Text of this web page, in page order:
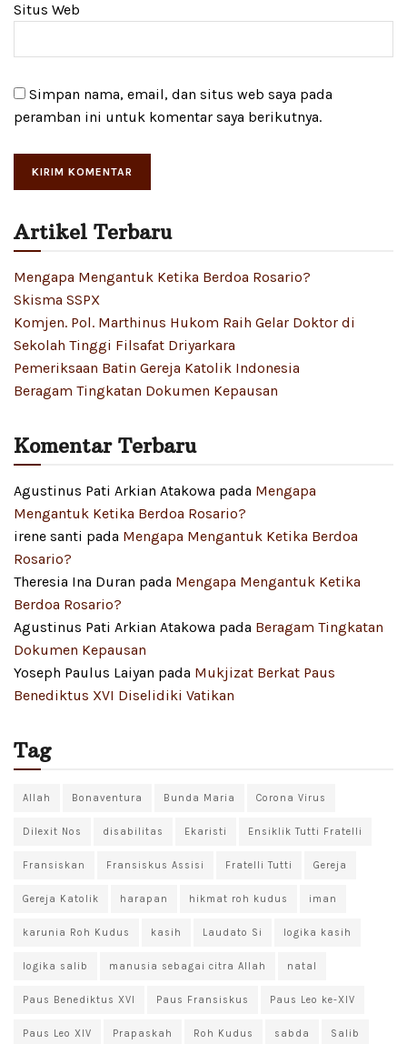
Situs Web
Simpan nama, email, dan situs web saya pada
peramban ini untuk komentar saya berikutnya.
Artikel Terbaru
Mengapa Mengantuk Ketika Berdoa Rosario?
Skisma SSPX
Komjen. Pol. Marthinus Hukom Raih Gelar Doktor di
Sekolah Tinggi Filsafat Driyarkara
Pemeriksaan Batin Gereja Katolik Indonesia
Beragam Tingkatan Dokumen Kepausan
Komentar Terbaru
Agustinus Pati Arkian Atakowa pada Mengapa
Mengantuk Ketika Berdoa Rosario?
irene santi pada Mengapa Mengantuk Ketika Berdoa
Rosario?
Theresia Ina Duran pada Mengapa Mengantuk Ketika
Berdoa Rosario?
Agustinus Pati Arkian Atakowa pada Beragam Tingkatan
Dokumen Kepausan
Yoseph Paulus Laiyan pada Mukjizat Berkat Paus
Benediktus XVI Diselidiki Vatikan
Tag
Allah Bonaventura Bunda Maria Corona Virus
Dilexit Nos disabilitas Ekaristi Ensiklik Tutti Fratelli
Fransiskan Fransiskus Assisi Fratelli Tutti Gereja
Gereja Katolik harapan hikmat roh kudus iman
karunia Roh Kudus kasih Laudato Si logika kasih
logika salib manusia sebagai citra Allah natal
Paus Benediktus XVI Paus Fransiskus Paus Leo ke-XIV
Paus Leo XIV Prapaskah Roh Kudus sabda Salib